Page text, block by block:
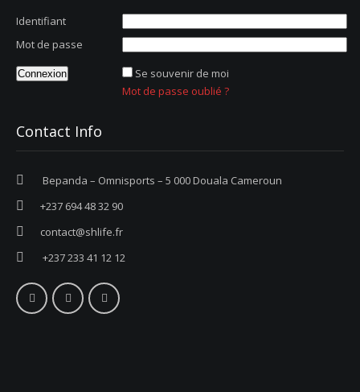
Identifiant
Mot de passe
Se souvenir de moi
Mot de passe oublié ?
Contact Info
Bepanda – Omnisports – 5 000 Douala Cameroun
+237 694 48 32 90
contact@shlife.fr
+237 233 41 12 12